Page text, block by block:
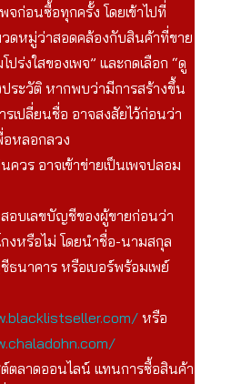
จก่อนซื้อทุกครั้ง โดยเข้าไปที่
ดหมู่ว่าสอดคล้องกับสินค้าที่ขาย
ร่งใสของเพจ” และกดเลือก “ดู
ระวัติ หากพบว่ามีการสร้างขึ้น
เปลี่ยนชื่อ อาจสงสัยไว้ก่อนว่า
อหลอกลวง
วร อาจเข้าข่ายเป็นเพจปลอม
อบเลขบัญชีของผู้ขายก่อนว่า
งหรือไม่ โดยนำชื่อ-นามสกุล
นาคาร หรือเบอร์พร้อมเพย์
หรือ
ต์ตลาดออนไลน์ แทนการซื้อสินค้า